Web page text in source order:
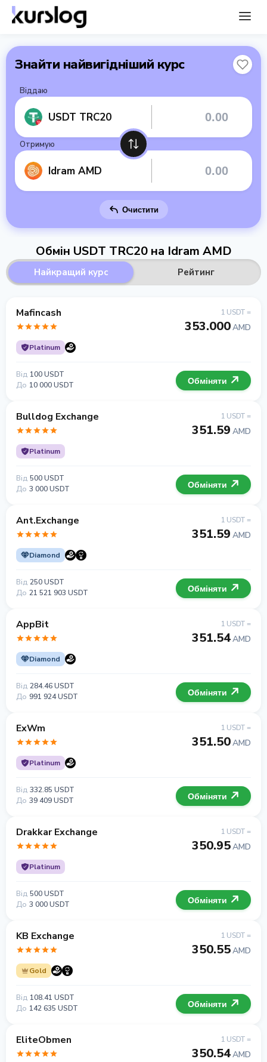
Знайти найвигідніший курс
Віддаю
USDT TRC20
Отримую
Idram AMD
Очистити
Обмін USDT TRC20 на Idram AMD
Найкращий курс Рейтинг
Mafincash
Platinum
1 USDT =
353.000AMD
Від 100 USDT
До 10 000 USDT Обміняти
Bulldog Exchange
Platinum
1 USDT =
351.59 AMD
Від 500 USDT
До 3 000 USDT Обміняти
Ant.Exchange
Diamond
1 USDT =
351.59 AMD
Від 250 USDT
До 21 521 903 USDT Обміняти
AppBit
Diamond
1 USDT =
351.54AMD
Від 284.46 USDT
До 991 924 USDT Обміняти
ExWm
Platinum
1 USDT =
351.50AMD
Від 332.85 USDT
До 39 409 USDT Обміняти
Drakkar Exchange
Platinum
1 USDT =
350.95AMD
Від 500 USDT
До 3 000 USDT Обміняти
KB Exchange
Gold
1 USDT =
350.55AMD
Від 108.41 USDT
До 142 635 USDT Обміняти
EliteObmen 1 USDT =
350.54AMD